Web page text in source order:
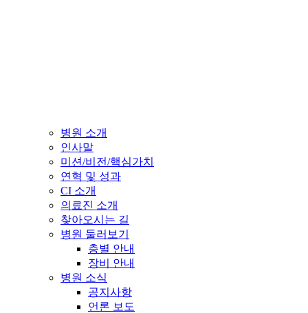
병원 소개
인사말
미션/비전/핵심가치
연혁 및 성과
CI 소개
의료진 소개
찾아오시는 길
병원 둘러보기
층별 안내
장비 안내
병원 소식
공지사항
언론 보도